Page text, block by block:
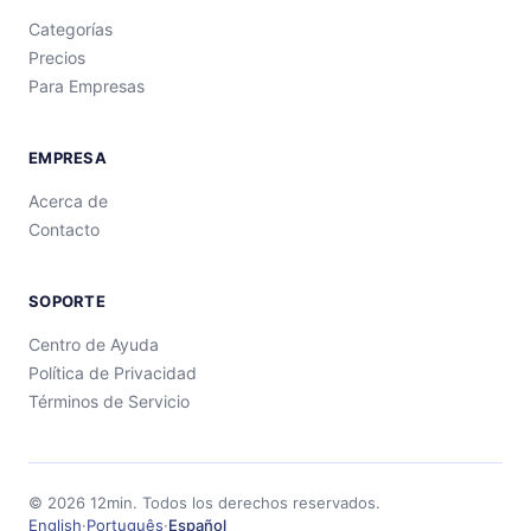
Categorías
Precios
Para Empresas
EMPRESA
Acerca de
Contacto
SOPORTE
Centro de Ayuda
Política de Privacidad
Términos de Servicio
© 2026 12min. Todos los derechos reservados.
English·Português·Español